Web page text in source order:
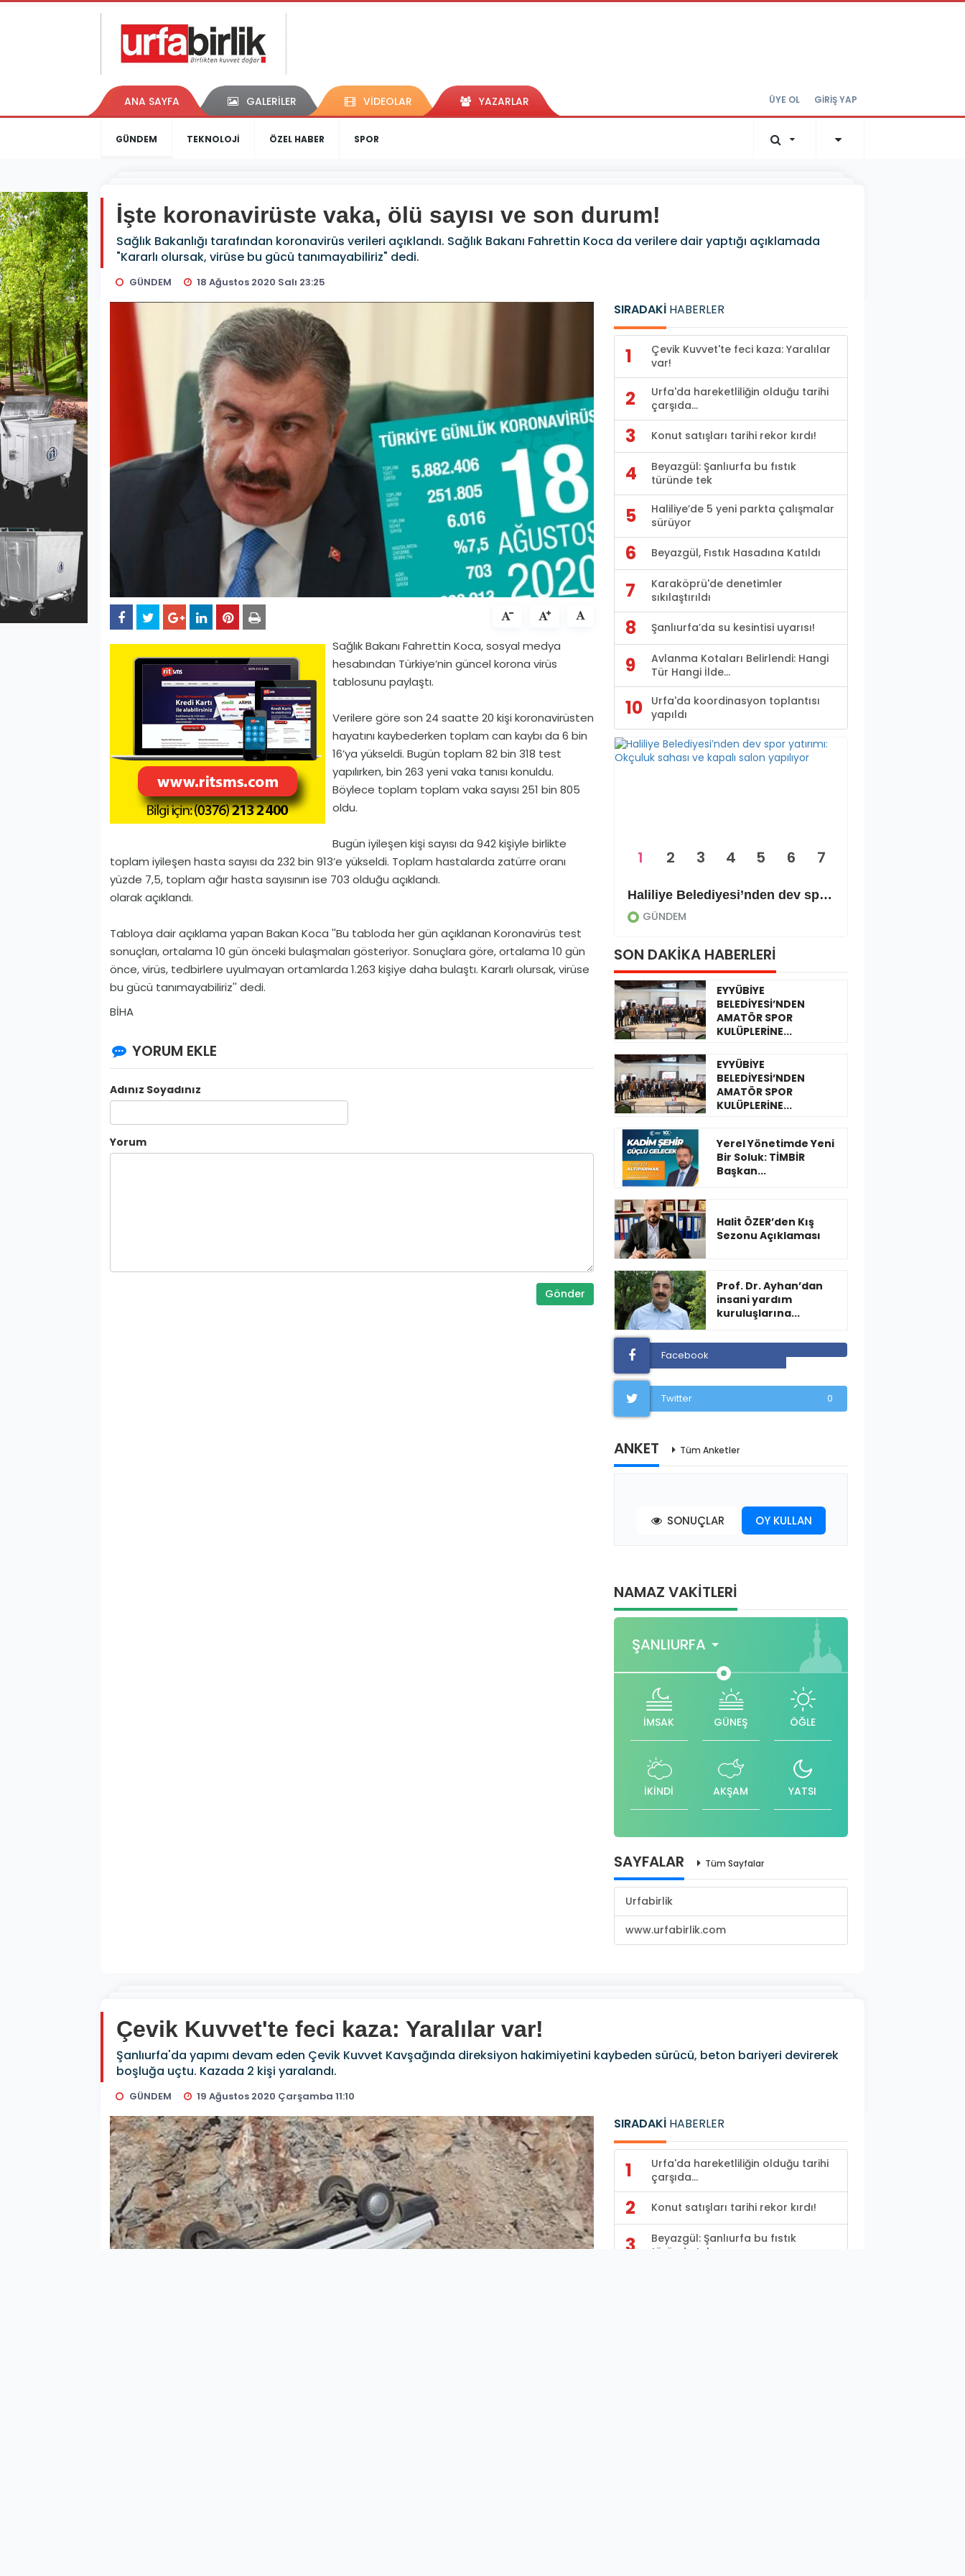
ANA SAYFA GALERİLER VİDEOLAR YAZARLAR ÜYE OL GİRİŞ YAP
GÜNDEM TEKNOLOJİ ÖZEL HABER SPOR
İşte koronavirüste vaka, ölü sayısı ve son durum!
Sağlık Bakanlığı tarafından koronavirüs verileri açıklandı. Sağlık Bakanı Fahrettin Koca da verilere dair yaptığı açıklamada
"Kararlı olursak, virüse bu gücü tanımayabiliriz" dedi.
GÜNDEM 18 Ağustos 2020 Salı 23:25
Sağlık Bakanı Fahrettin Koca, sosyal medya
hesabından Türkiye’nin güncel korona virüs
tablosunu paylaştı.
Verilere göre son 24 saatte 20 kişi koronavirüsten
hayatını kaybederken toplam can kaybı da 6 bin
16’ya yükseldi. Bugün toplam 82 bin 318 test
yapılırken, bin 263 yeni vaka tanısı konuldu.
Böylece toplam toplam vaka sayısı 251 bin 805
oldu.
Bugün iyileşen kişi sayısı da 942 kişiyle birlikte
toplam iyileşen hasta sayısı da 232 bin 913’e yükseldi. Toplam hastalarda zatürre oranı
yüzde 7,5, toplam ağır hasta sayısının ise 703 olduğu açıklandı.
olarak açıklandı.
Tabloya dair açıklama yapan Bakan Koca ''Bu tabloda her gün açıklanan Koronavirüs test
sonuçları, ortalama 10 gün önceki bulaşmaları gösteriyor. Sonuçlara göre, ortalama 10 gün
önce, virüs, tedbirlere uyulmayan ortamlarda 1.263 kişiye daha bulaştı. Kararlı olursak, virüse
bu gücü tanımayabiliriz'' dedi.
BİHA
YORUM EKLE
Adınız Soyadınız
Yorum
Gönder
SIRADAKİ HABERLER
1
Çevik Kuvvet'te feci kaza: Yaralılar
var!
2
Urfa'da hareketliliğin olduğu tarihi
çarşıda...
3 Konut satışları tarihi rekor kırdı!
4
Beyazgül: Şanlıurfa bu fıstık
türünde tek
5
Haliliye’de 5 yeni parkta çalışmalar
sürüyor
6 Beyazgül, Fıstık Hasadına Katıldı
7
Karaköprü'de denetimler
sıkılaştırıldı
8 Şanlıurfa’da su kesintisi uyarısı!
9
Avlanma Kotaları Belirlendi: Hangi
Tür Hangi İlde...
10
Urfa'da koordinasyon toplantısı
yapıldı
Haliliye Belediyesi’nden dev spor yatırımı: Okçuluk sahası ve kapalı salon yapılıyor
GÜNDEM
1 2 3 4 5 6 7
SON DAKİKA HABERLERİ
EYYÜBİYE
BELEDİYESİ’NDEN
AMATÖR SPOR
KULÜPLERİNE...
EYYÜBİYE
BELEDİYESİ’NDEN
AMATÖR SPOR
KULÜPLERİNE...
Yerel Yönetimde Yeni
Bir Soluk: TİMBİR
Başkan...
Halit ÖZER’den Kış
Sezonu Açıklaması
Prof. Dr. Ayhan’dan
insani yardım
kuruluşlarına...
Facebook
Twitter 0
ANKET Tüm Anketler
SONUÇLAR OY KULLAN
NAMAZ VAKİTLERİ
ŞANLIURFA
İMSAK GÜNEŞ ÖĞLE
İKİNDİ AKŞAM YATSI
SAYFALAR Tüm Sayfalar
Urfabirlik
www.urfabirlik.com
Çevik Kuvvet'te feci kaza: Yaralılar var!
Şanlıurfa'da yapımı devam eden Çevik Kuvvet Kavşağında direksiyon hakimiyetini kaybeden sürücü, beton bariyeri devirerek
boşluğa uçtu. Kazada 2 kişi yaralandı.
GÜNDEM 19 Ağustos 2020 Çarşamba 11:10
SIRADAKİ HABERLER
1
Urfa'da hareketliliğin olduğu tarihi
çarşıda...
2 Konut satışları tarihi rekor kırdı!
3
Beyazgül: Şanlıurfa bu fıstık
türünde tek